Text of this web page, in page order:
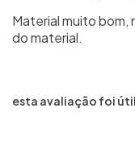
Material muito bom,
do material.
esta avaliação foi